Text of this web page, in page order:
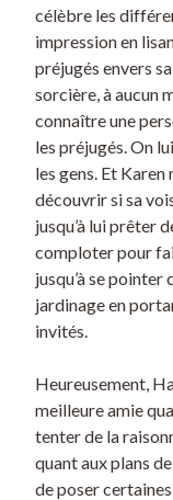
célèbre les
impression en
préjugés envers
sorcière, à aucun
connaître une
les préjugés. On
les gens. Et
découvrir si sa
jusqu’à lui prêter
comploter pour
jusqu’à se
jardinage en
invités.
Heureusement,
meilleure amie
tenter de la
quant aux plans
de poser